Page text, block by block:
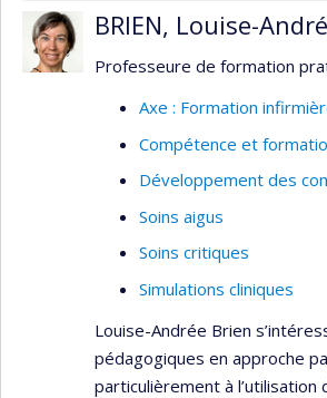
Interventions
Intérêts de recherche
Traumatisme
Rétablissement
Perturbations du
Gestion de la
Retour à la santé
Protocole
dépistage et de
BRIEN, Louise-
Professeure de formation
Axe : Formation
Compétence et
Développement des
Soins aigus
Soins critiques
Simulations cliniques
Louise-Andrée Brien
pédagogiques en approche
particulièrement à l’utilisation